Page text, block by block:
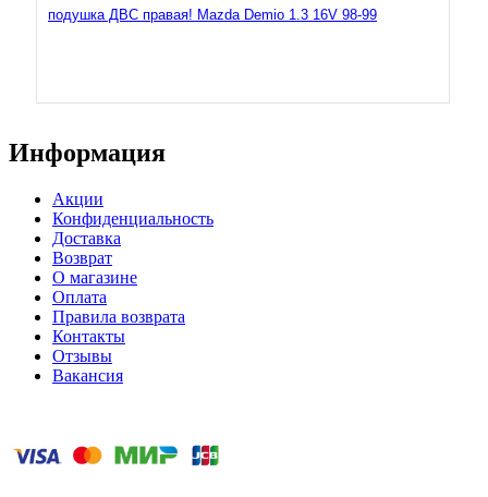
подушка ДВС правая! Mazda Demio 1.3 16V 98-99
Информация
Акции
Конфиденциальность
Доставка
Возврат
О магазине
Оплата
Правила возврата
Контакты
Отзывы
Вакансия